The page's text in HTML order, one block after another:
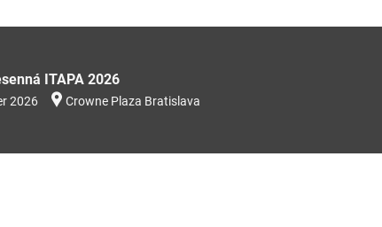
ITAPA 2026
2026 Crowne Plaza Bratislava